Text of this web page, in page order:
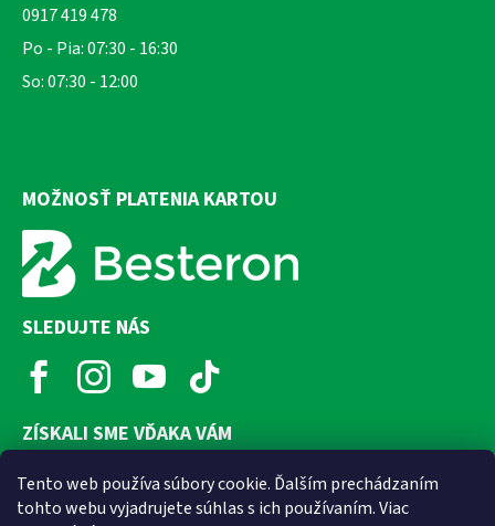
Tento web používa súbory cookie. Ďalším prechádzaním
tohto webu vyjadrujete súhlas s ich používaním. Viac
0917 419 478
Po - Pia: 07:30 - 16:30
So: 07:30 - 12:00
MOŽNOSŤ PLATENIA KARTOU
SLEDUJTE NÁS
ZÍSKALI SME VĎAKA VÁM